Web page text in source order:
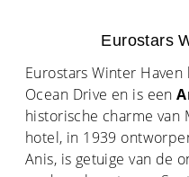
Eurostars
Eurostars Winter
Ocean Drive en is een
historische charme van
hotel, in 1939
Anis, is getuige van de